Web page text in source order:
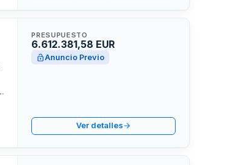
PRESUPUESTO
6.612.381,58 EUR
Anuncio Previo
Ver detalles